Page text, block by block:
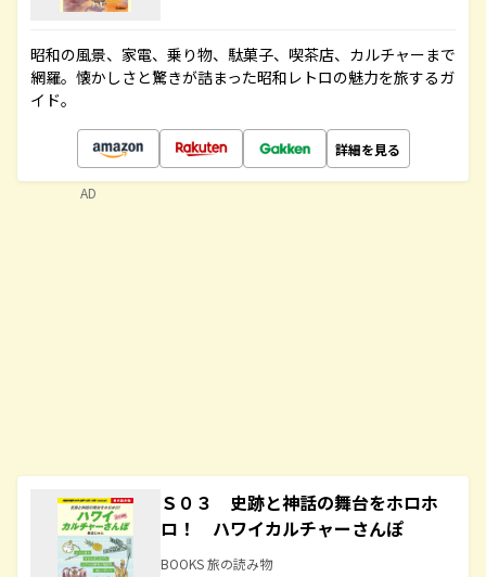
昭和の風景、家電、乗り物、駄菓子、喫茶店、カルチャーまで
網羅。懐かしさと驚きが詰まった昭和レトロの魅力を旅するガ
イド。
詳細を見る
Ｓ０３ 史跡と神話の舞台をホロホ
ロ！ ハワイカルチャーさんぽ
BOOKS 旅の読み物
AD